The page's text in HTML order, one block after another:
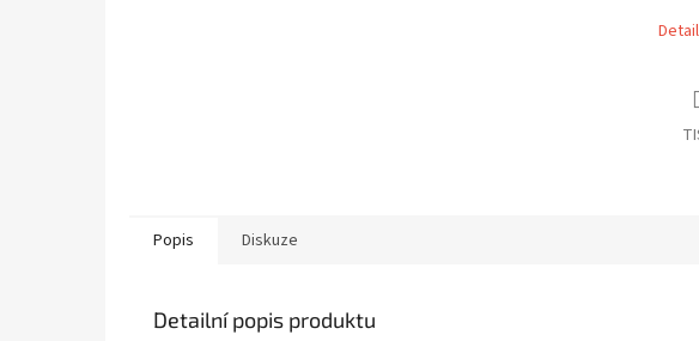
Popis Diskuze
Detailní popis produktu